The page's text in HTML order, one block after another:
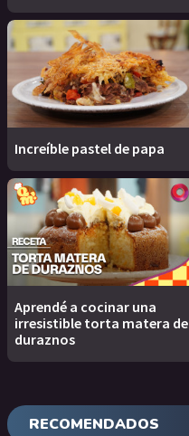
Increíble pastel de papa
Aprendé a cocinar una
irresistible torta matera de
duraznos
RECOMENDADOS